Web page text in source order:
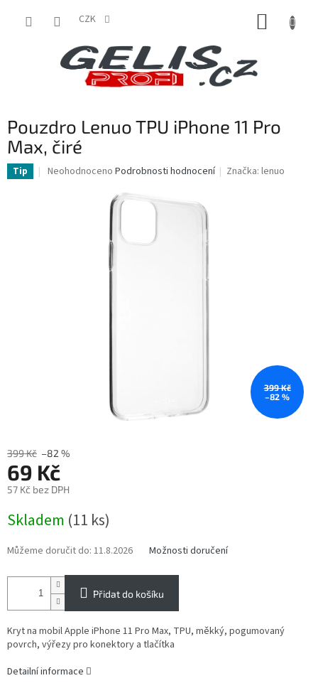
CZK
Pouzdro Lenuo TPU iPhone 11 Pro
Max, čiré
Tip
Průměrné
Neohodnoceno Podrobnosti hodnocení Značka:lenuo
399 Kč
–82 %
399 Kč –82 %
69 Kč
57 Kč bez DPH
cena:
Skladem (11 ks)
Můžeme doručit do: 11.8.2026 Možnosti doručení
Přidat do košíku
Kryt na mobil Apple iPhone 11 Pro Max, TPU, měkký, pogumovaný
povrch, výřezy pro konektory a tlačítka
Detailní informace